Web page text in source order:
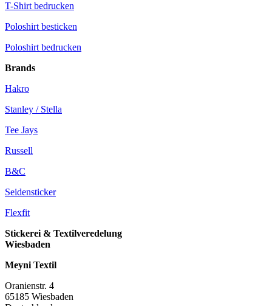
T-Shirt bedrucken
Poloshirt besticken
Poloshirt bedrucken
Brands
Hakro
Stanley / Stella
Tee Jays
Russell
B&C
Seidensticker
Flexfit
Stickerei & Textilveredelung
Wiesbaden
Meyni Textil
Oranienstr. 4
65185 Wiesbaden